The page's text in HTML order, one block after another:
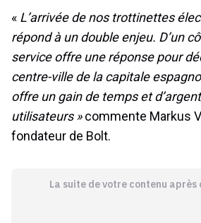
« L’arrivée de nos trottinettes
répond à un double enjeu. D’un
service offre une réponse pour
centre-ville de la capitale
offre un gain de temps et
utilisateurs »commente Markus
fondateur de Bolt.
La suite de votre contenu